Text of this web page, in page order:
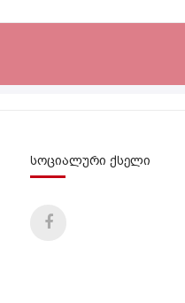
სოციალური ქსელი